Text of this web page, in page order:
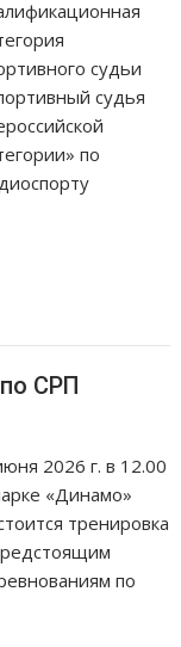
судьи
судья
по
СРП
2026 г. в 12.00
«Динамо»
тренировка
по